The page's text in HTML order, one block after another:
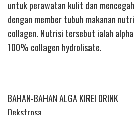
untuk perawatan kulit dan
dengan member tubuh makanan
collagen. Nutrisi tersebut ialah
100% collagen hydrolisate.
BAHAN-BAHAN ALGA KIREI DRINK